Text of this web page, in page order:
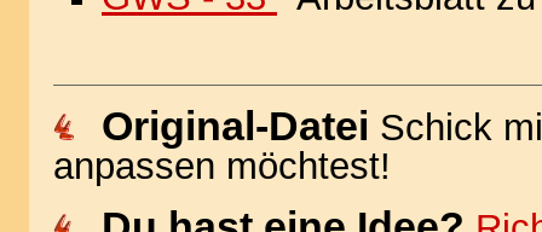
Original-Datei Schick
anpassen möchtest!